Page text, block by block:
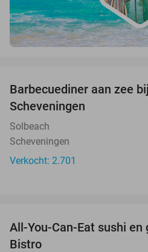
Barbecuediner aan zee
Scheveningen
Solbeach
Scheveningen
Verkocht: 2.701
All-You-Can-Eat sushi
Bistro